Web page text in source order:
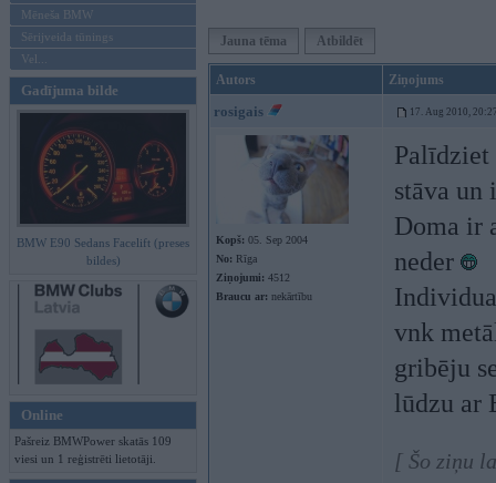
Mēneša BMW
Sērijveida tūnings
Vel...
Gadījuma bilde
BMW E90 Sedans Facelift (preses
bildes)
Online
Pašreiz BMWPower skatās 109
viesi un 1 reģistrēti lietotāji.
Jauna tēma Atbildēt
Autors Ziņojums
rosigais 17. Aug 2010,
Kopš: 05. Sep 2004
No: Rīga
Ziņojumi: 4512
Braucu ar: nekārtību
Palīdziet
stāva un
Doma ir
neder
vnk
gribēju
lūdzu ar
[ Šo ziņu